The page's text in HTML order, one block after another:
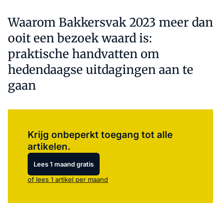
Waarom Bakkersvak 2023 meer dan
ooit een bezoek waard is:
praktische handvatten om
hedendaagse uitdagingen aan te
gaan
Krijg onbeperkt toegang tot alle
artikelen.
Lees 1 maand gratis
of lees 1 artikel per maand